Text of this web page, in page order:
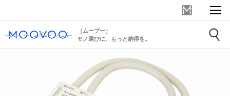
［ムーブー］
モノ選びに、もっと納得を。